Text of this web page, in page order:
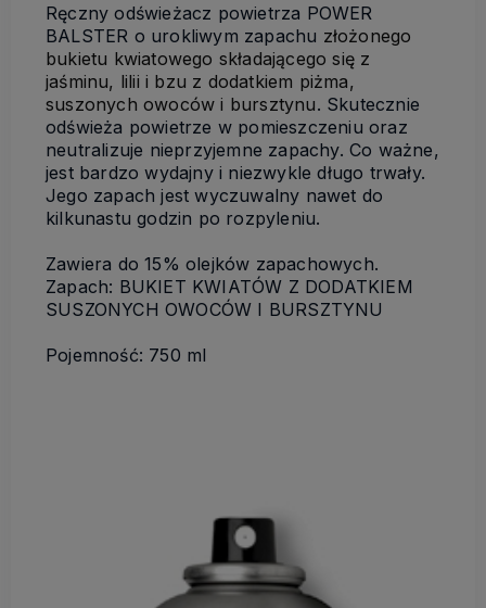
Ręczny odświeżacz powietrza POWER
BALSTER o urokliwym zapachu złożonego
bukietu kwiatowego składającego się z
jaśminu, lilii i bzu z dodatkiem piżma,
suszonych owoców i bursztynu. Skutecznie
odświeża powietrze w pomieszczeniu oraz
neutralizuje nieprzyjemne zapachy. Co ważne,
jest bardzo wydajny i niezwykle długo trwały.
Jego zapach jest wyczuwalny nawet do
kilkunastu godzin po rozpyleniu.
Zawiera do 15% olejków zapachowych.
Zapach: BUKIET KWIATÓW Z DODATKIEM
SUSZONYCH OWOCÓW I BURSZTYNU
Pojemność: 750 ml